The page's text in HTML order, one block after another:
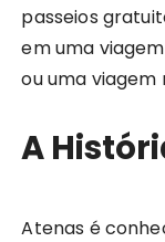
passeios
em uma
ou uma viagem
A
Atenas é